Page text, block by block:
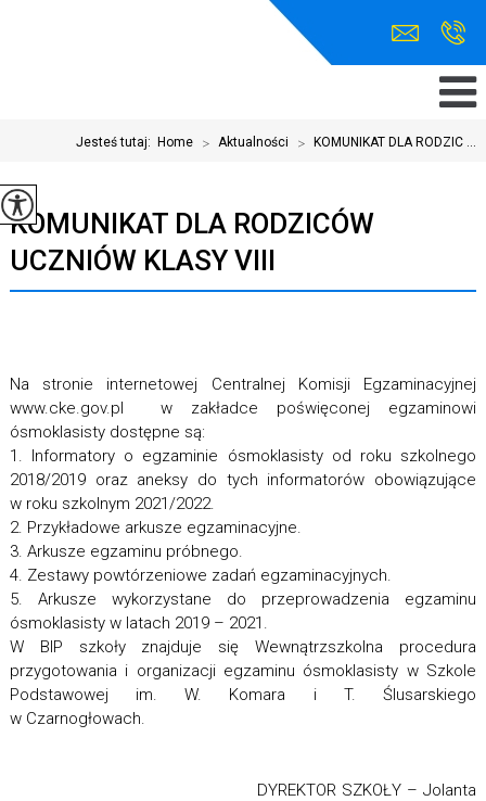
Jesteś tutaj: Home > Aktualności > KOMUNIKAT DLA RODZIC ...
KOMUNIKAT DLA RODZICÓW
UCZNIÓW KLASY VIII
Na stronie internetowej Centralnej Komisji Egzaminacyjnej
www.cke.gov.pl w zakładce poświęconej egzaminowi
ósmoklasisty dostępne są:
1. Informatory o egzaminie ósmoklasisty od roku szkolnego
2018/2019 oraz aneksy do tych informatorów obowiązujące
w roku szkolnym 2021/2022.
2. Przykładowe arkusze egzaminacyjne.
3. Arkusze egzaminu próbnego.
4. Zestawy powtórzeniowe zadań egzaminacyjnych.
5. Arkusze wykorzystane do przeprowadzenia egzaminu
ósmoklasisty w latach 2019 – 2021.
W BIP szkoły znajduje się Wewnątrzszkolna procedura
przygotowania i organizacji egzaminu ósmoklasisty w Szkole
Podstawowej im. W. Komara i T. Ślusarskiego
w Czarnogłowach.
DYREKTOR SZKOŁY – Jolanta